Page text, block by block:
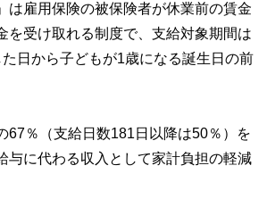
は雇用保険の被保険者が休業前の賃金
を受け取れる制度で、支給対象期間は
日から子どもが1歳になる誕生日の前
67％（支給日数181日以降は50％）を
与に代わる収入として家計負担の軽減